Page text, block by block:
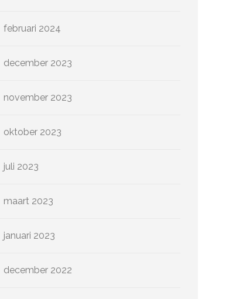
februari 2024
december 2023
november 2023
oktober 2023
juli 2023
maart 2023
januari 2023
december 2022